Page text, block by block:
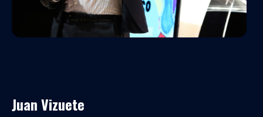
Juan Vizuete